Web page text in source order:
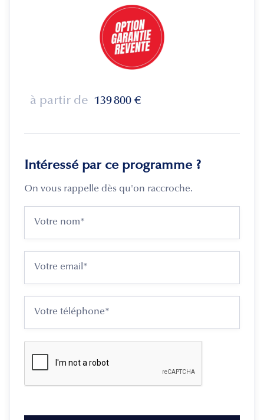
à partir de 139 800 €
Intéressé par ce programme ?
On vous rappelle dès qu'on raccroche.